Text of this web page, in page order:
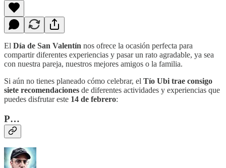
El Día de San Valentín nos ofrece la ocasión perfecta para
compartir diferentes experiencias y pasar un rato agradable, ya sea
con nuestra pareja, nuestros mejores amigos o la familia.
Si aún no tienes planeado cómo celebrar, el Tío Ubi trae consigo
siete recomendaciones de diferentes actividades y experiencias que
puedes disfrutar este 14 de febrero:
P…